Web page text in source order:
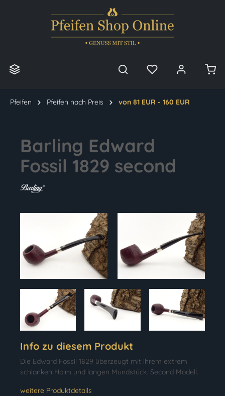
Pfeifen Pfeifen nach Preis von 81 EUR - 160 EUR
Barling Edward
Fossil 1829 second
Info zu diesem Produkt
Die Edward Fossil 1829 überzeugt mit ihrem extrem
schlanken Holm und langen Mundstück. Second Modell.
weitere Produktdetails